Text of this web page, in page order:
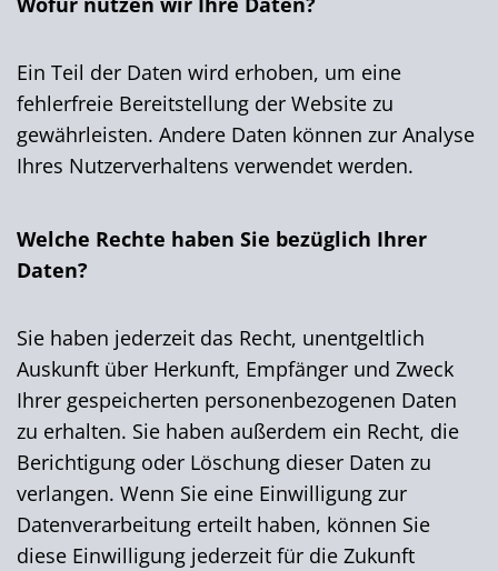
Ein Teil der Daten wird erhoben, um eine
fehlerfreie Bereitstellung der Website zu
gewährleisten. Andere Daten können zur Analyse
Ihres Nutzerverhaltens verwendet werden.
Welche Rechte haben Sie bezüglich Ihrer
Daten?
Sie haben jederzeit das Recht, unentgeltlich
Auskunft über Herkunft, Empfänger und Zweck
Ihrer gespeicherten personenbezogenen Daten
zu erhalten. Sie haben außerdem ein Recht, die
Berichtigung oder Löschung dieser Daten zu
verlangen. Wenn Sie eine Einwilligung zur
Datenverarbeitung erteilt haben, können Sie
diese Einwilligung jederzeit für die Zukunft